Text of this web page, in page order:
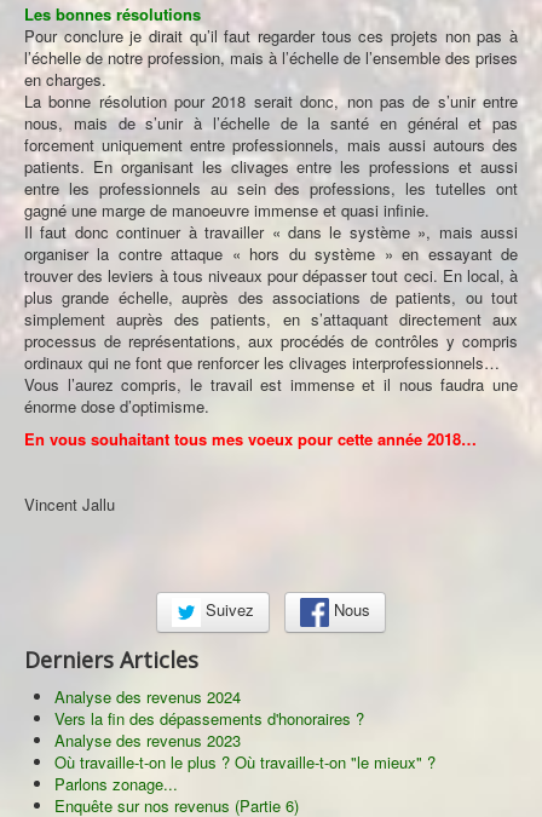
Les bonnes résolutions
Pour conclure je dirait qu’il faut regarder tous ces projets non pas à
l’échelle de notre profession, mais à l’échelle de l’ensemble des prises
en charges.
La bonne résolution pour 2018 serait donc, non pas de s’unir entre
nous, mais de s’unir à l’échelle de la santé en général et pas
forcement uniquement entre professionnels, mais aussi autours des
patients. En organisant les clivages entre les professions et aussi
entre les professionnels au sein des professions, les tutelles ont
gagné une marge de manoeuvre immense et quasi infinie.
Il faut donc continuer à travailler « dans le système », mais aussi
organiser la contre attaque « hors du système » en essayant de
trouver des leviers à tous niveaux pour dépasser tout ceci. En local, à
plus grande échelle, auprès des associations de patients, ou tout
simplement auprès des patients, en s’attaquant directement aux
processus de représentations, aux procédés de contrôles y compris
ordinaux qui ne font que renforcer les clivages interprofessionnels…
Vous l’aurez compris, le travail est immense et il nous faudra une
énorme dose d’optimisme.
En vous souhaitant tous mes voeux pour cette année 2018…
Vincent Jallu
Suivez Nous
Derniers Articles
Analyse des revenus 2024
Vers la fin des dépassements d'honoraires ?
Analyse des revenus 2023
Où travaille-t-on le plus ? Où travaille-t-on "le mieux" ?
Parlons zonage...
Enquête sur nos revenus (Partie 6)